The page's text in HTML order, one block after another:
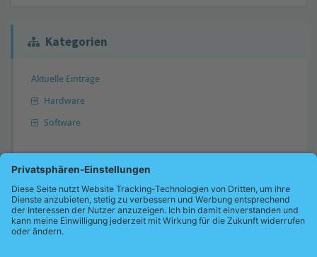
Kategorien
Aktuelle Einträge
Hardware
Software
Antwort nicht gefunden?
Gerne können Sie uns Ihre Frage übermitteln. Wir werden diese dann
gegebenenfalls in unsere Wissensdatenbank übernehmen und Sie
benachrichtigen.